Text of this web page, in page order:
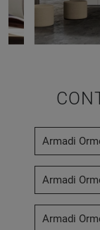
Armadi
Armadi
Armadi